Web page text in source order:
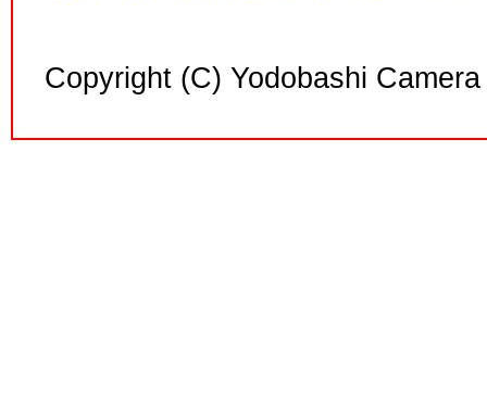
Copyright (C) Yodobashi